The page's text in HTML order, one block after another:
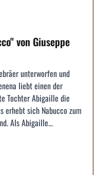
von Giuseppe
unterworfen und
liebt einen der
Tochter Abigaille die
erhebt sich Nabucco zum
Als Abigaille...